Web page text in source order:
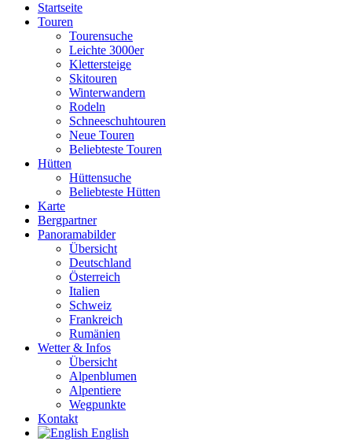
Startseite
Touren
Tourensuche
Leichte 3000er
Klettersteige
Skitouren
Winterwandern
Rodeln
Schneeschuhtouren
Neue Touren
Beliebteste Touren
Hütten
Hüttensuche
Beliebteste Hütten
Karte
Bergpartner
Panoramabilder
Übersicht
Deutschland
Österreich
Italien
Schweiz
Frankreich
Rumänien
Wetter & Infos
Übersicht
Alpenblumen
Alpentiere
Wegpunkte
Kontakt
English